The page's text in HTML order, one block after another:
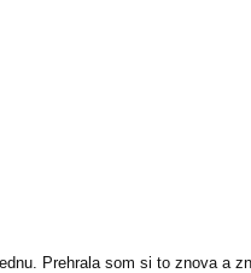
Prehrala som si to znova a